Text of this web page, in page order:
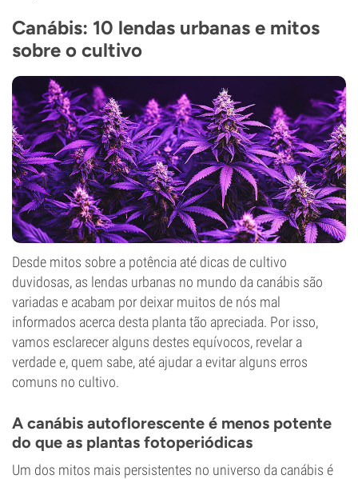
Canábis: 10 lendas urbanas e mitos
sobre o cultivo
Desde mitos sobre a potência até dicas de cultivo
duvidosas, as lendas urbanas no mundo da canábis são
variadas e acabam por deixar muitos de nós mal
informados acerca desta planta tão apreciada. Por isso,
vamos esclarecer alguns destes equívocos, revelar a
verdade e, quem sabe, até ajudar a evitar alguns erros
comuns no cultivo.
A canábis autoflorescente é menos potente
do que as plantas fotoperiódicas
Um dos mitos mais persistentes no universo da canábis é